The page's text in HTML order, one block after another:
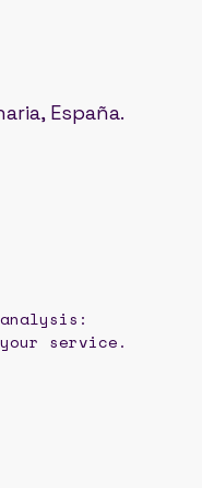
España.
service.